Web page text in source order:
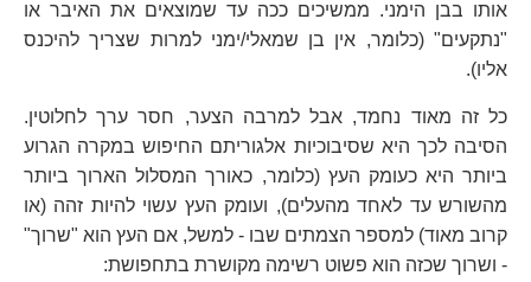
אותו בבן הימני. ממשיכים ככה עד שמוצאים את האיבר או
"נתקעים" (כלומר, אין בן שמאלי/ימני למרות שצריך להיכנס
אליו).
כל זה מאוד נחמד, אבל למרבה הצער, חסר ערך לחלוטין.
הסיבה לכך היא שסיבוכיות אלגוריתם החיפוש במקרה הגרוע
ביותר היא כעומק העץ (כלומר, כאורך המסלול הארוך ביותר
מהשורש עד לאחד מהעלים), ועומק העץ עשוי להיות זהה (או
קרוב מאוד) למספר הצמתים שבו - למשל, אם העץ הוא "שרוך"
- ושרוך שכזה הוא פשוט רשימה מקושרת בתחפושת: